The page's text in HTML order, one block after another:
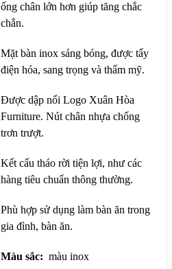
ống chân lớn hơn giúp tăng chắc
chắn.
Mặt bàn inox sáng bóng, được tẩy
điện hóa, sang trọng và thẩm mỹ.
Được dập nổi Logo Xuân Hòa
Furniture. Nút chân nhựa chống
trơn trượt.
Kết cấu tháo rời tiện lợi, như các
hàng tiêu chuẩn thông thường.
Phù hợp sử dụng làm bàn ăn trong
gia đình, bàn ăn.
Màu sắc: màu inox